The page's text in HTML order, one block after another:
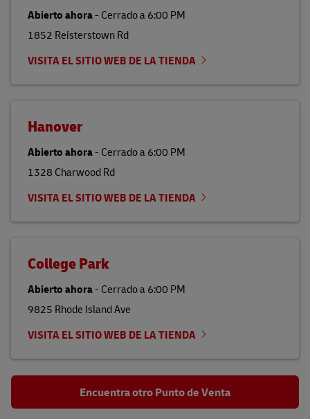
Abierto ahora- Cerrado a6:00 PM
1852 Reisterstown Rd
VISITA EL SITIO WEB DE LA TIENDA
Hanover
Abierto ahora- Cerrado a6:00 PM
1328 Charwood Rd
VISITA EL SITIO WEB DE LA TIENDA
College Park
Abierto ahora- Cerrado a6:00 PM
9825 Rhode Island Ave
VISITA EL SITIO WEB DE LA TIENDA
Encuentra otro Punto de Venta